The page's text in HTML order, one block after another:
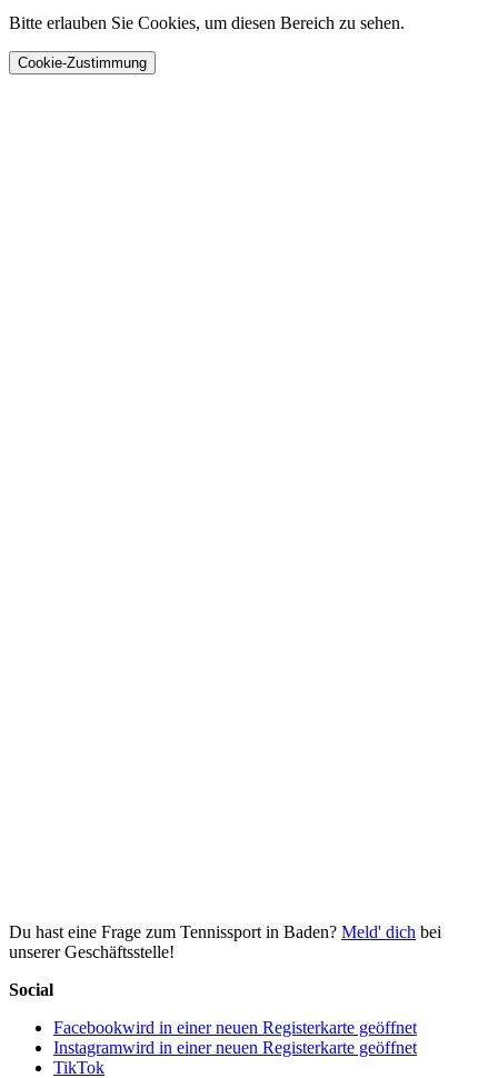
Bitte erlauben Sie Cookies, um diesen Bereich zu sehen.
Cookie-Zustimmung
Du hast eine Frage zum Tennissport in Baden? Meld' dich bei
unserer Geschäftsstelle!
Social
Facebookwird in einer neuen Registerkarte geöffnet
Instagramwird in einer neuen Registerkarte geöffnet
TikTok